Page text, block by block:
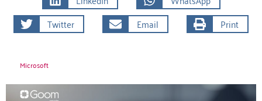
Twitter
Email Print
Microsoft